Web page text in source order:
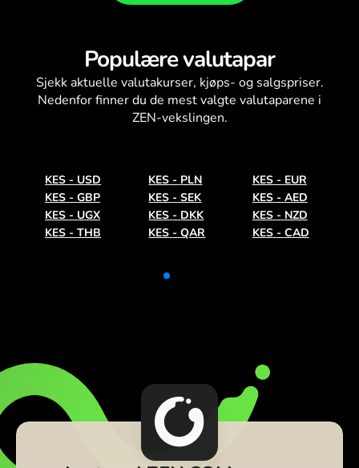
Populære valutapar
Sjekk aktuelle valutakurser, kjøps- og salgspriser.
Nedenfor finner du de mest valgte valutaparene i
ZEN-vekslingen.
KES - USD KES - PLN KES - EUR
KES - GBP KES - SEK KES - AED
KES - UGX KES - DKK KES - NZD
KES - THB KES - QAR KES - CAD